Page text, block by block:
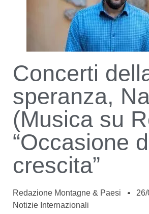
Concerti
speranza,
(Musica su
“Occasione
crescita”
Redazione Montagne & Paesi
Notizie Internazionali